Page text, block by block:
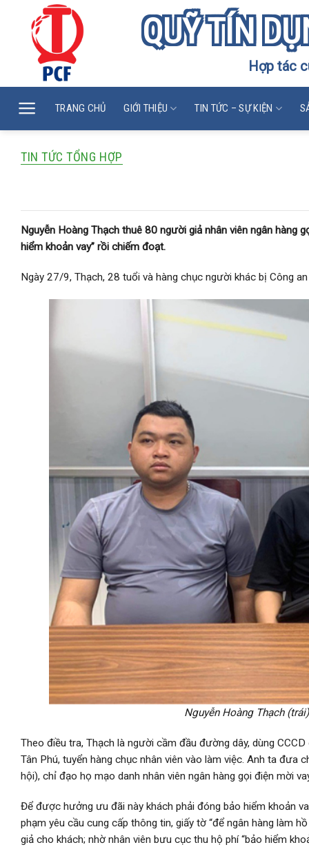
content
QUỸ TÍN
Hợp tác
TRANG CHỦ GIỚI THIỆU TIN TỨC – SỰ KIỆN
TIN TỨC TỔNG HỢP
Nguyễn Hoàng Thạch thuê 80 người giả nhân viên ngân hàng
hiểm khoản vay” rồi chiếm đoạt.
Ngày 27/9, Thạch, 28 tuổi và hàng chục người khác bị Công
Nguyễn Hoàng Thạch
Theo điều tra, Thạch là người cầm đầu đường dây, dùng
Tân Phú, tuyển hàng chục nhân viên vào làm việc. Anh ta đưa
hội), chỉ đạo họ mạo danh nhân viên ngân hàng gọi điện mời
Để được hưởng ưu đãi này khách phải đóng bảo hiểm khoản
phạm yêu cầu cung cấp thông tin, giấy tờ “để ngân hàng làm
giả cho khách; nhờ nhân viên bưu cục thu hộ phí “bảo hiểm